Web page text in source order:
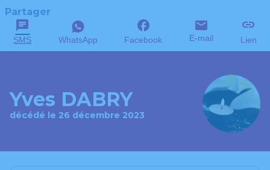
Partager
SMS WhatsApp Facebook E-mail Lien
Yves DABRY
décédé le 26 décembre 2023